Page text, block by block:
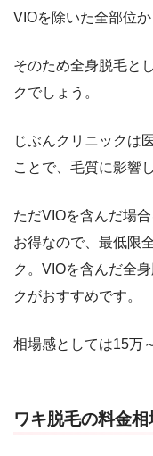
VIOを除いた全部位
そのため全身脱毛と
クでしょう。
じぶんクリニックは
ことで、毛質に影響
ただVIOを含んだ場
お得なので、最低限
ク。VIOを含んだ全
クがおすすめです。
相場感としては15万
ワキ脱毛の料金相